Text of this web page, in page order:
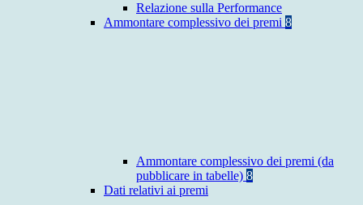
Relazione sulla Performance
Ammontare complessivo dei premi 8
Ammontare complessivo dei premi (da
pubblicare in tabelle) 8
Dati relativi ai premi